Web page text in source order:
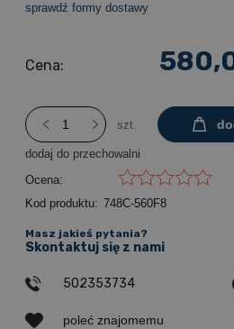
sprawdź formy dostawy
Cena:
szt.
dodaj do przechowalni
Ocena:
Kod produktu: 748C-560F8
poleć znajomemu
Masz jakieś pytania?
Skontaktuj się z nami
502353734